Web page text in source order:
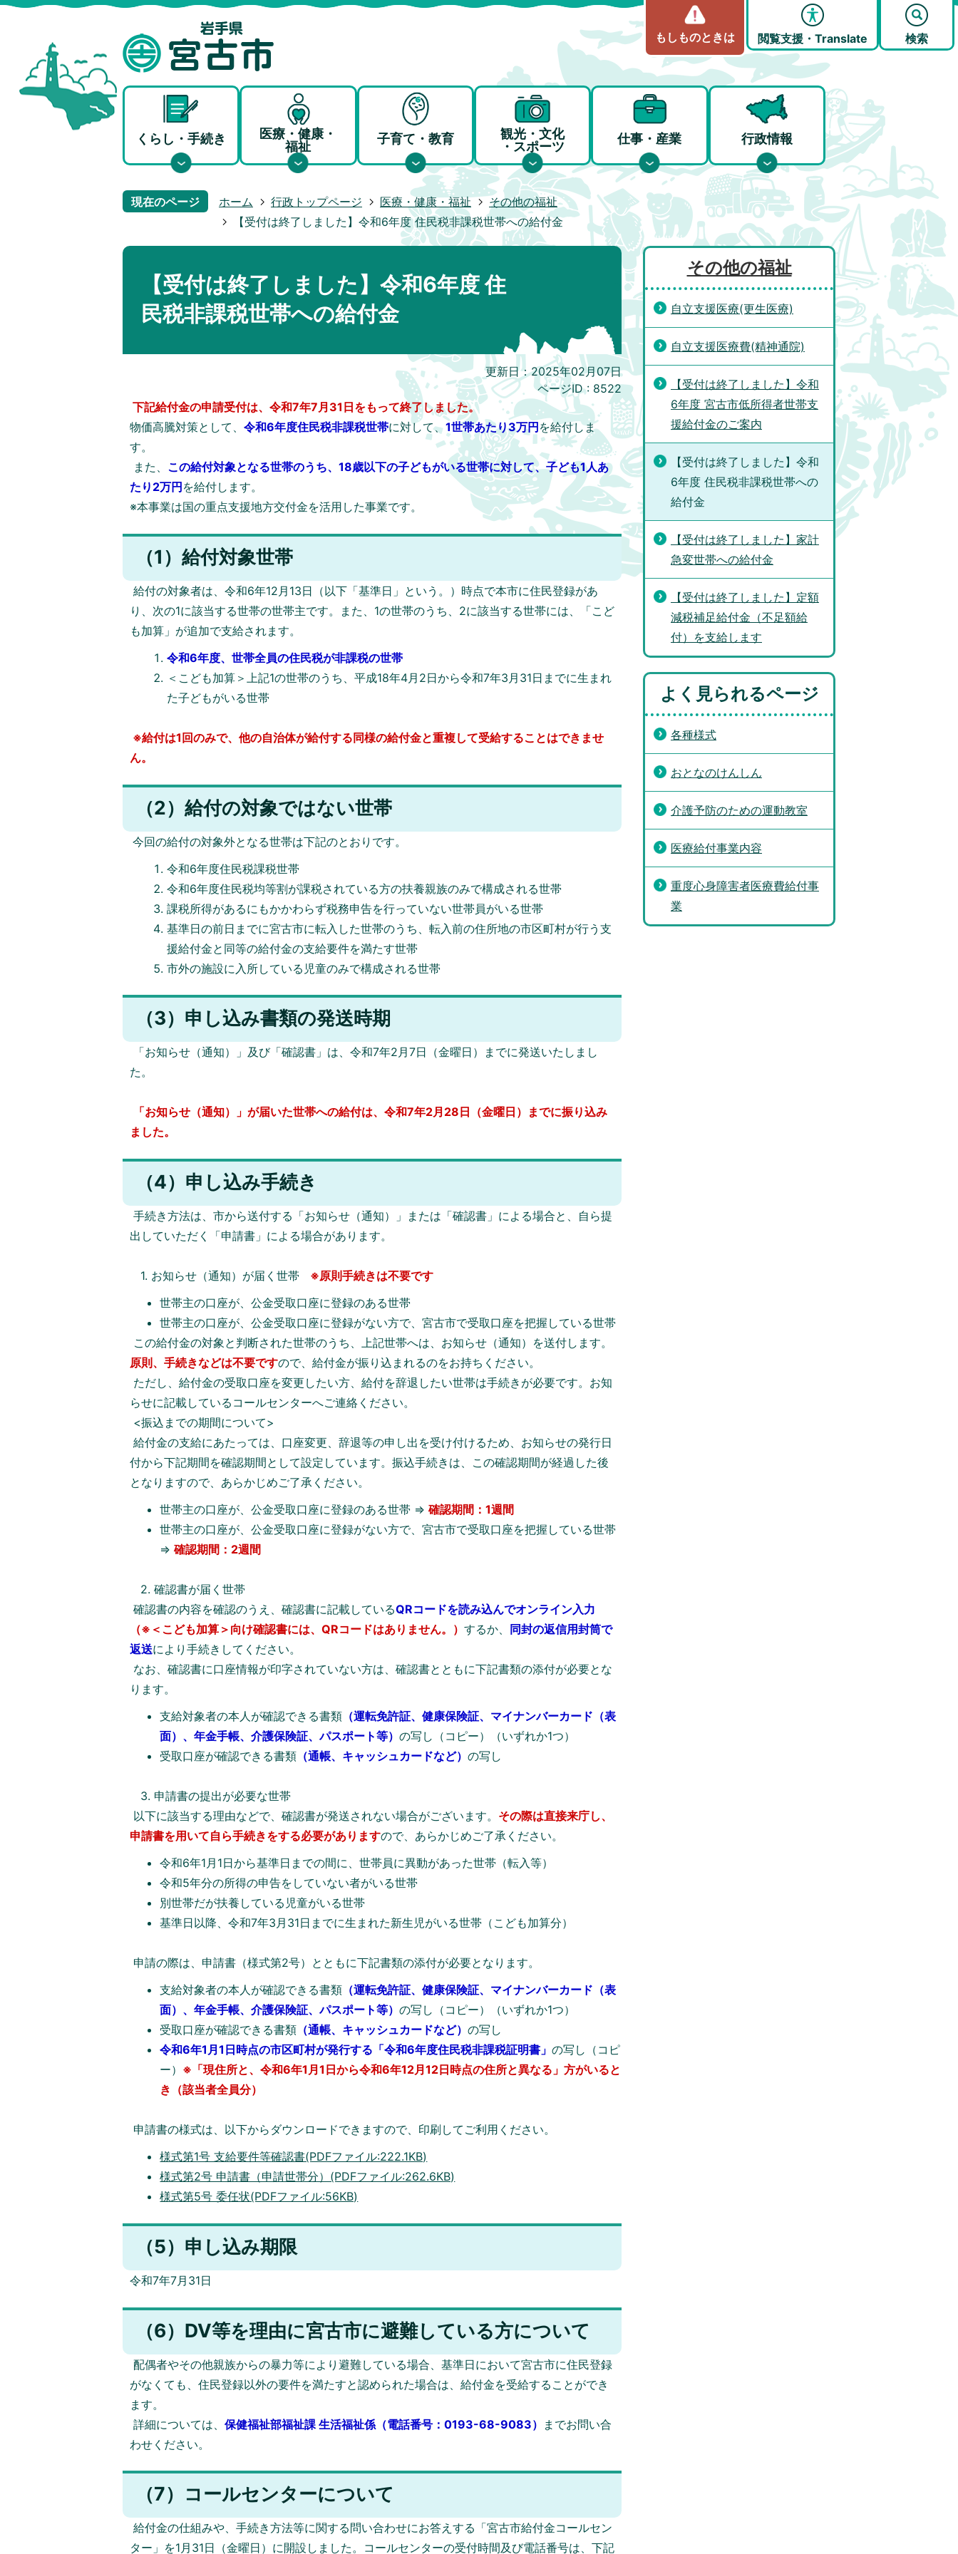
もしものときは 閲覧支援・Translate 検索
くらし・手続き
医療・健康・
福祉
子育て・教育
観光・文化
・スポーツ
仕事・産業 行政情報
現在のページ ホーム 行政トップページ 医療・健康・福祉
その他の福祉
【受付は終了しました】令和6年度 住民税非課税世帯への給付金
【受付は終了しました】令和6年度 住
民税非課税世帯への給付金
更新日：2025年02月07日
ページID : 8522
下記給付金の申請受付は、令和7年7月31日をもって終了しました。
物価高騰対策として、 令和6年度住民税非課税世帯に対して、1世帯あたり3万円 を給付しま
す。
また、 この給付対象となる世帯のうち、 18歳以下の子どもがいる世帯に対して、子ども1人あ
たり2万円 を給付します。
※本事業は国の重点支援地方交付金を活用した事業です。
（1）給付対象世帯
給付の対象者は、令和6年12月13日（以下「基準日」という。）時点で本市に住民登録があ
り、次の1に該当する世帯の世帯主です。また、1の世帯のうち、2に該当する世帯には、「こど
も加算」が追加で支給されます。
令和6年度、世帯全員の住民税が非課税の世帯
＜こども加算＞上記1の世帯のうち、平成18年4月2日から令和7年3月31日までに生まれ
た子どもがいる世帯
※給付は1回のみで、他の自治体が給付する同様の給付金と重複して受給することはできませ
ん。
（2）給付の対象ではない世帯
今回の給付の対象外となる世帯は下記のとおりです。
令和6年度住民税課税世帯
令和6年度住民税均等割が課税されている方の扶養親族のみで構成される世帯
課税所得があるにもかかわらず税務申告を行っていない世帯員がいる世帯
基準日の前日までに宮古市に転入した世帯のうち、転入前の住所地の市区町村が行う支
援給付金と同等の給付金の支給要件を満たす世帯
市外の施設に入所している児童のみで構成される世帯
（3）申し込み書類の発送時期
「お知らせ（通知）」及び「確認書」は、令和7年2月7日（金曜日）までに発送いたしまし
た。
「お知らせ（通知）」が届いた世帯への給付は、令和7年2月28日（金曜日）までに振り込み
ました。
（4）申し込み手続き
手続き方法は、市から送付する「お知らせ（通知）」または「確認書」による場合と、自ら提
出していただく「申請書」による場合があります。
1. お知らせ（通知）が届く世帯 ※原則手続きは不要です
世帯主の口座が、公金受取口座に登録のある世帯
世帯主の口座が、公金受取口座に登録がない方で、宮古市で受取口座を把握している世帯
この給付金の対象と判断された世帯のうち、上記世帯へは、お知らせ（通知）を送付します。
原則、手続きなどは不要ですので、給付金が振り込まれるのをお持ちください。
ただし、給付金の受取口座を変更したい方、給付を辞退したい世帯は手続きが必要です。お知
らせに記載しているコールセンターへご連絡ください。
<振込までの期間について>
給付金の支給にあたっては、口座変更、辞退等の申し出を受け付けるため、お知らせの発行日
付から下記期間を確認期間として設定しています。振込手続きは、この確認期間が経過した後
となりますので、あらかじめご了承ください。
世帯主の口座が、公金受取口座に登録のある世帯 ⇒確認期間：1週間
世帯主の口座が、公金受取口座に登録がない方で、宮古市で受取口座を把握している世帯
⇒確認期間：2週間
2. 確認書が届く世帯
確認書の内容を確認のうえ、確認書に記載しているQRコードを読み込んでオンライン入力
（※＜こども加算＞向け確認書には、QRコードはありません。） するか、
同封の返信用封筒で
返送により手続きしてください。
なお、確認書に口座情報が印字されていない方は、確認書とともに下記書類の添付が必要とな
ります。
支給対象者の本人が確認できる書類 （運転免許証、健康保険証、マイナンバーカード（表
面）、年金手帳、介護保険証、パスポート等）の写し（コピー）（いずれか1つ）
受取口座が確認できる書類 （通帳、キャッシュカードなど）の写し
3. 申請書の提出が必要な世帯
以下に該当する理由などで、確認書が発送されない場合がございます。 その際は直接来庁し、
申請書を用いて自ら手続きをする必要がありますので、あらかじめご了承ください。
令和6年1月1日から基準日までの間に、世帯員に異動があった世帯（転入等）
令和5年分の所得の申告をしていない者がいる世帯
別世帯だが扶養している児童がいる世帯
基準日以降、令和7年3月31日までに生まれた新生児がいる世帯（こども加算分）
申請の際は、申請書（様式第2号）とともに下記書類の添付が必要となります。
支給対象者の本人が確認できる書類 （運転免許証、健康保険証、マイナンバーカード（表
面）、年金手帳、介護保険証、パスポート等）の写し（コピー）（いずれか1つ）
受取口座が確認できる書類 （通帳、キャッシュカードなど）の写し
令和6年1月1日時点の市区町村が発行する「令和6年度住民税非課税証明書」の写し（コピ
ー） ※「現住所と、令和6年1月1日から令和6年12月12日時点の住所と異なる」方がいると
き（該当者全員分）
申請書の様式は、以下からダウンロードできますので、印刷してご利用ください。
様式第1号 支給要件等確認書(PDFファイル:222.1KB)
様式第2号 申請書（申請世帯分）(PDFファイル:262.6KB)
様式第5号 委任状(PDFファイル:56KB)
（5）申し込み期限
令和7年7月31日
（6）DV等を理由に宮古市に避難している方について
配偶者やその他親族からの暴力等により避難している場合、基準日において宮古市に住民登録
がなくても、住民登録以外の要件を満たすと認められた場合は、給付金を受給することができ
ます。
詳細については、 保健福祉部福祉課 生活福祉係（電話番号：0193-68-9083） までお問い合
わせください。
（7）コールセンターについて
給付金の仕組みや、手続き方法等に関する問い合わせにお答えする「宮古市給付金コールセン
ター」を1月31日（金曜日）に開設しました。コールセンターの受付時間及び電話番号は、下記
その他の福祉
自立支援医療(更生医療)
自立支援医療費(精神通院)
【受付は終了しました】令和
6年度 宮古市低所得者世帯支
援給付金のご案内
【受付は終了しました】令和
6年度 住民税非課税世帯への
給付金
【受付は終了しました】家計
急変世帯への給付金
【受付は終了しました】定額
減税補足給付金（不足額給
付）を支給します
よく見られるページ
各種様式
おとなのけんしん
介護予防のための運動教室
医療給付事業内容
重度心身障害者医療費給付事
業